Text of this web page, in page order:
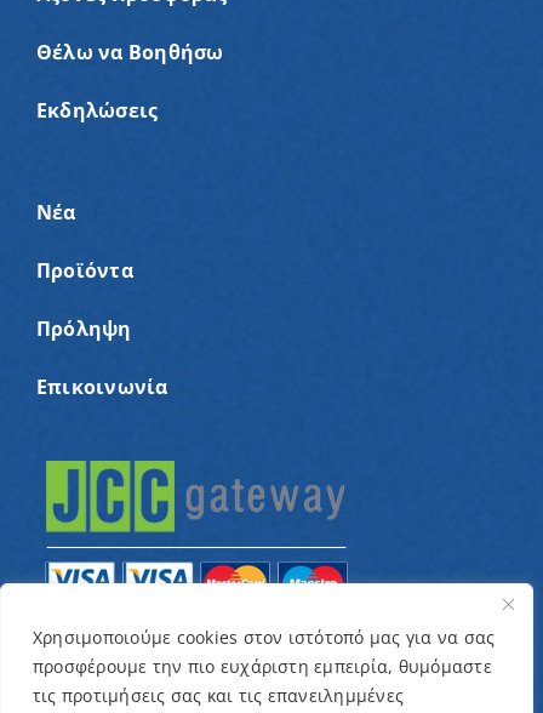
Χρησιμοποιούμε cookies στον ιστότοπό μας για να σας
προσφέρουμε την πιο ευχάριστη εμπειρία, θυμόμαστε
τις προτιμήσεις σας και τις επανειλημμένες
Θέλω να Βοηθήσω
Εκδηλώσεις
Νέα
Προϊόντα
Πρόληψη
Επικοινωνία
© Copyright 2022 – Παγκύπριος Σύνδεσμος για